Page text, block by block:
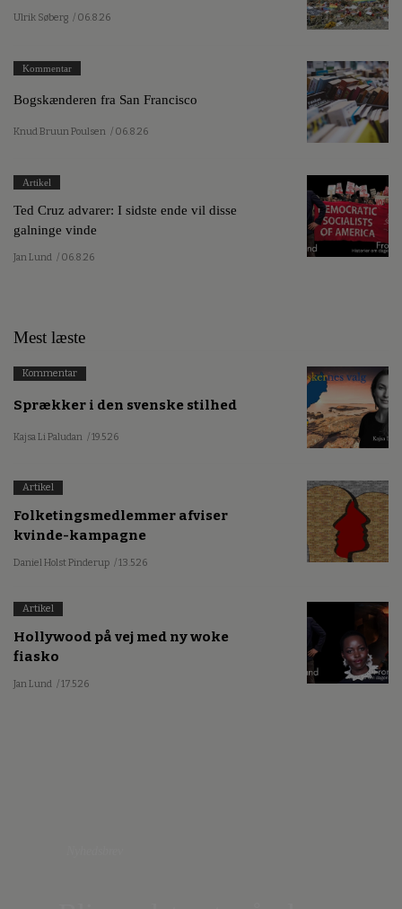
Ulrik Søberg / 06.8.26
Kommentar
Bogskænderen fra San Francisco
Knud Bruun Poulsen / 06.8.26
Artikel
Ted Cruz advarer: I sidste ende vil disse
galninge vinde
Jan Lund / 06.8.26
Mest læste
Kommentar
Sprækker i den svenske stilhed
Kajsa Li Paludan / 19.5.26
Artikel
Folketingsmedlemmer afviser
kvinde-kampagne
Daniel Holst Pinderup / 13.5.26
Artikel
Hollywood på vej med ny woke
fiasko
Jan Lund / 17.5.26